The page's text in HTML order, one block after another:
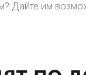
Дайте им